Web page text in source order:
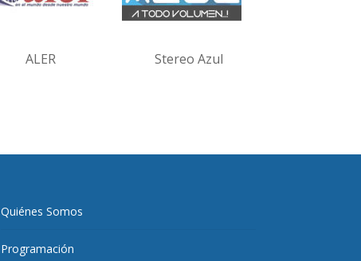
ALER Stereo Azul
Quiénes Somos
Programación